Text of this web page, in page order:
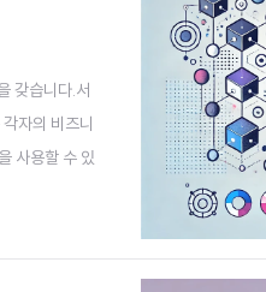
갖습니다.서
자의 비즈니
사용할 수 있